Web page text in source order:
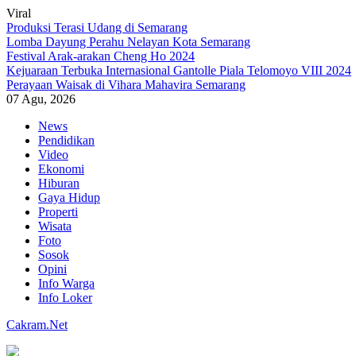
Viral
Produksi Terasi Udang di Semarang
Lomba Dayung Perahu Nelayan Kota Semarang
Festival Arak-arakan Cheng Ho 2024
Kejuaraan Terbuka Internasional Gantolle Piala Telomoyo VIII 2024
Perayaan Waisak di Vihara Mahavira Semarang
07 Agu, 2026
Skip
content
News
Pendidikan
Video
Ekonomi
Hiburan
Gaya Hidup
Properti
Wisata
Foto
Sosok
Opini
Info Warga
Info Loker
Cakram.Net